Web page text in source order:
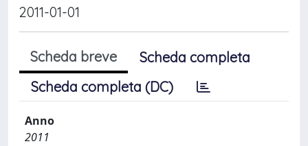
2011-01-01
Scheda breve
Scheda completa
Scheda completa (DC)
Anno
2011